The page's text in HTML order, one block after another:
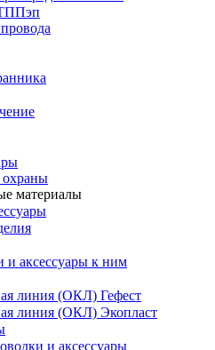
охраны
материалы
и аксессуары к ним
линия (ОКЛ) Гефест
линия (ОКЛ) Экопласт
и аксессуары